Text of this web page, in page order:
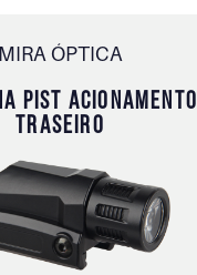
MIRA ÓPTICA
PIST ACIONAMENTO
TRASEIRO